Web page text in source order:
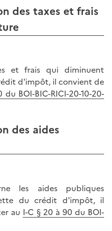
des taxes et frais
et frais qui diminuent
d'impôt, il convient de
du BOI-BIC-RICI-20-10-20-
des aides
les aides publiques
du crédit d'impôt, il
au I-C § 20 à 90 du BOI-